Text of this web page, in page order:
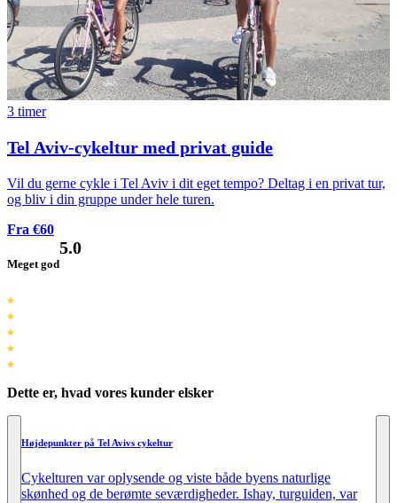
3 timer
Tel Aviv-cykeltur med privat guide
Vil du gerne cykle i Tel Aviv i dit eget tempo? Deltag i en privat tur,
og bliv i din gruppe under hele turen.
Fra €60
Meget god
5.0
Dette er, hvad vores kunder elsker
Højdepunkter på Tel Avivs cykeltur
Cykelturen var oplysende og viste både byens naturlige
skønhed og de berømte seværdigheder. Ishay, turguiden, var